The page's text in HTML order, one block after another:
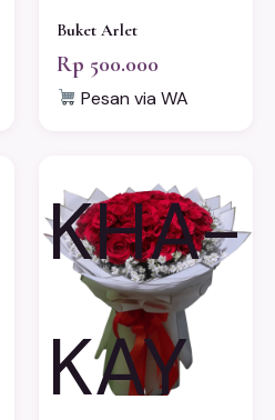
Buket Arlet
Rp 500.000
Pesan via WA
KHA-
KAY